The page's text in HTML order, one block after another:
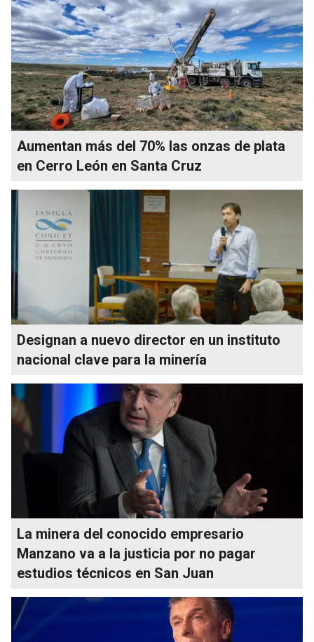
Aumentan más del 70% las onzas de plata
en Cerro León en Santa Cruz
Designan a nuevo director en un instituto
nacional clave para la minería
La minera del conocido empresario
Manzano va a la justicia por no pagar
estudios técnicos en San Juan